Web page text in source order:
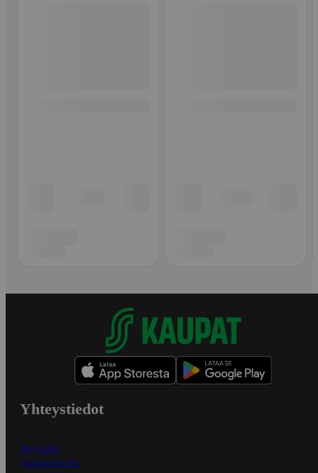
Yhteystiedot
Myymälät
Asiakaspalvelu